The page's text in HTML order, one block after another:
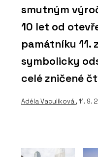
smutným
10 let od
památníku 11.
symbolicky
celé zničené
Adéla Vaculíková, 11. 9.